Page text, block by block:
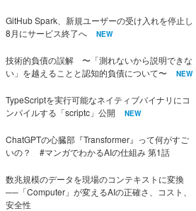
GitHub Spark、新規ユーザーの受け入れを停止し
8月にサービス終了へ
NEW
技術的負債の誤解 〜「測れないから説明できな
い」を越えることと認知的負債について〜
NEW
TypeScriptを実行可能なネイティブバイナリにコ
ンパイルする「scriptc」公開
NEW
ChatGPTの心臓部『Transformer』って何がすご
いの？ #マンガでわかるAIの仕組み 第1話
数兆規模のデータを現場のコンテキストに変換
──「Computer」が変えるAIの正確さ、コスト、
安全性